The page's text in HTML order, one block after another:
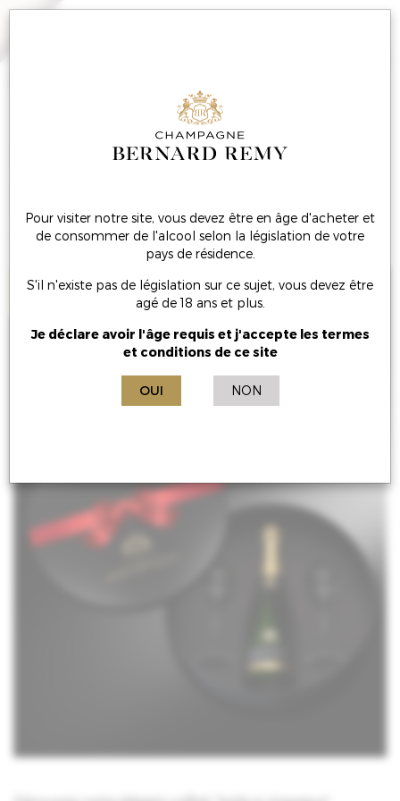
UN CADEAU IDÉAL
POUR LES FÊTES !
Pour visiter notre site, vous devez être en âge d'acheter et
de consommer de l'alcool selon la législation de votre
pays de résidence.
S'il n'existe pas de législation sur ce sujet, vous devez être
agé de 18 ans et plus.
Je déclare avoir l'âge requis et j'accepte les termes
et conditions de ce site
OUI NON